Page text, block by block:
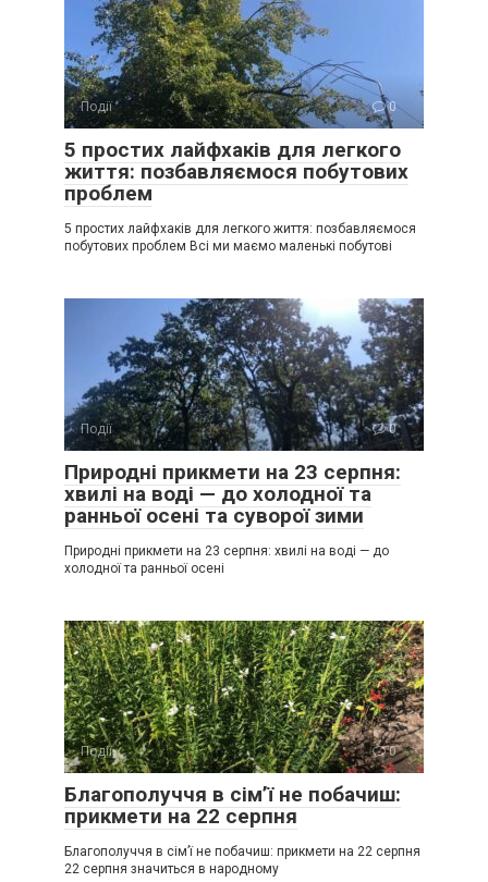
Події 0
5 простих лайфхаків для легкого
життя: позбавляємося побутових
проблем
5 простих лайфхаків для легкого життя: позбавляємося
побутових проблем Всі ми маємо маленькі побутові
Події 0
Природні прикмети на 23 серпня:
хвилі на воді — до холодної та
ранньої осені та суворої зими
Природні прикмети на 23 серпня: хвилі на воді — до
холодної та ранньої осені
Події 0
Благополуччя в сім’ї не побачиш:
прикмети на 22 серпня
Благополуччя в сім’ї не побачиш: прикмети на 22 серпня
22 серпня значиться в народному